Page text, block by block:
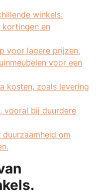
winkels.
kortingen en
voor lagere prijzen.
voor een
kosten, zoals levering
vooral bij duurdere
om